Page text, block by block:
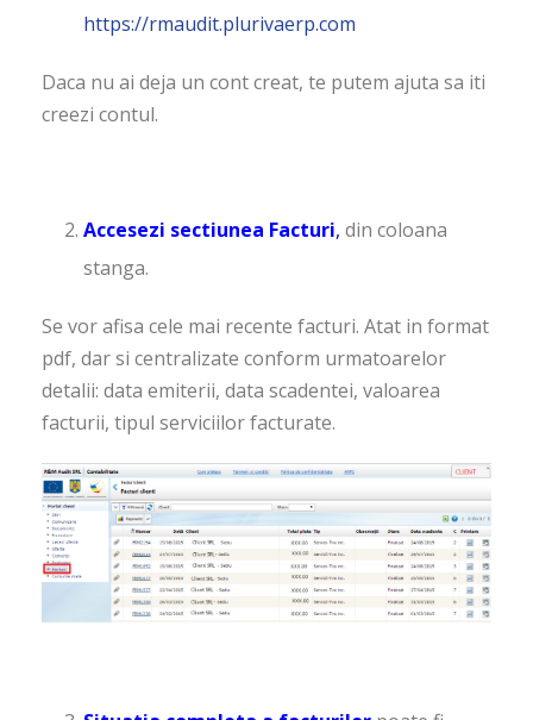
https://rmaudit.plurivaerp.com
Daca nu ai deja un cont creat, te putem ajuta sa iti
creezi contul.
Accesezi sectiunea Facturi, din coloana
stanga.
Se vor afisa cele mai recente facturi. Atat in format
pdf, dar si centralizate conform urmatoarelor
detalii: data emiterii, data scadentei, valoarea
facturii, tipul serviciilor facturate.